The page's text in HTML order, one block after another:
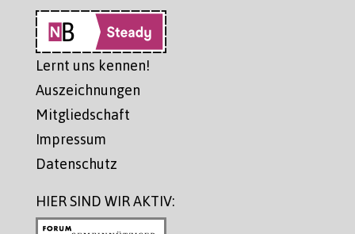
Lernt uns kennen!
Auszeichnungen
Mitgliedschaft
Impressum
Datenschutz
HIER SIND WIR AKTIV: